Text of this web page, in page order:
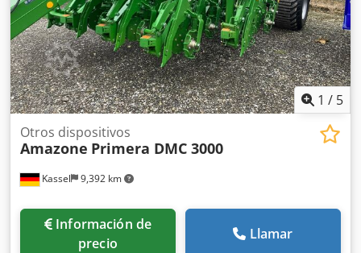
1 / 5
Kassel 9,392 km
Otros dispositivos
Amazone Primera DMC 3000
Información de
precio
Llamar